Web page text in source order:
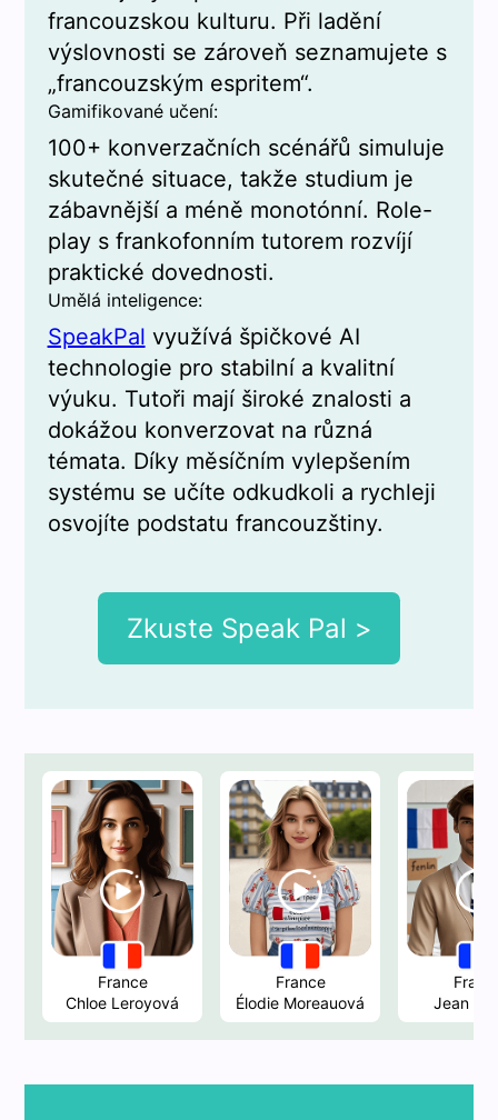
francouzskou kulturu. Při ladění
výslovnosti se zároveň seznamujete s
„francouzským espritem“.
Gamifikované učení:
100+ konverzačních scénářů simuluje
skutečné situace, takže studium je
zábavnější a méně monotónní. Role-
play s frankofonním tutorem rozvíjí
praktické dovednosti.
Umělá inteligence:
SpeakPal využívá špičkové AI
technologie pro stabilní a kvalitní
výuku. Tutoři mají široké znalosti a
dokážou konverzovat na různá
témata. Díky měsíčním vylepšením
systému se učíte odkudkoli a rychleji
osvojíte podstatu francouzštiny.
Zkuste Speak Pal >
France
Chloe Leroyová
France
Élodie Moreauová
Jean